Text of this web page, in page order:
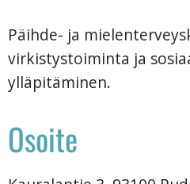
Päihde- ja
virkistystoiminta ja
ylläpitäminen.
Osoite